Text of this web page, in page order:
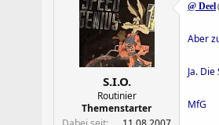
S.I.O.
Routinier
Themenstarter
@ Deel
Aber
Ja.
MfG